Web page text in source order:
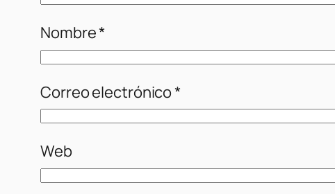
Nombre*
Correo electrónico*
Web